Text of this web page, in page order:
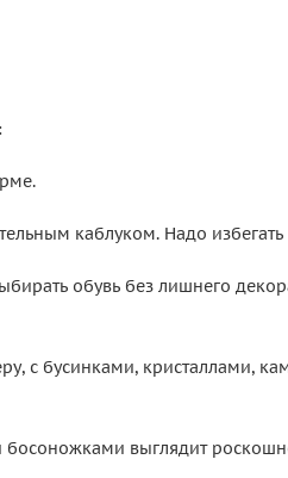
каблуком. Надо избегать
обувь без лишнего
с бусинками, кристаллами,
босоножками выглядит